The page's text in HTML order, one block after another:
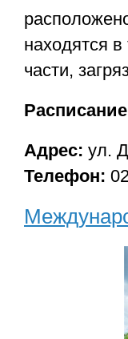
находятся
части,
Адрес: ул.
Телефон: